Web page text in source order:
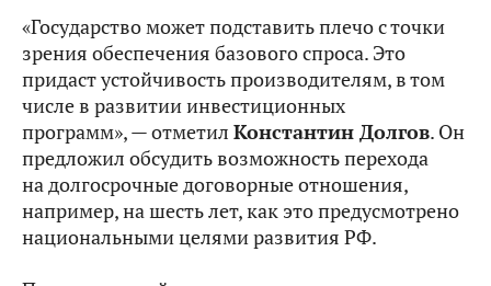
«Государство может подставить плечо с точки
зрения обеспечения базового спроса. Это
придаст устойчивость производителям, в том
числе в развитии инвестиционных
программ», — отметил Константин Долгов. Он
предложил обсудить возможность перехода
на долгосрочные договорные отношения,
например, на шесть лет, как это предусмотрено
национальными целями развития РФ.